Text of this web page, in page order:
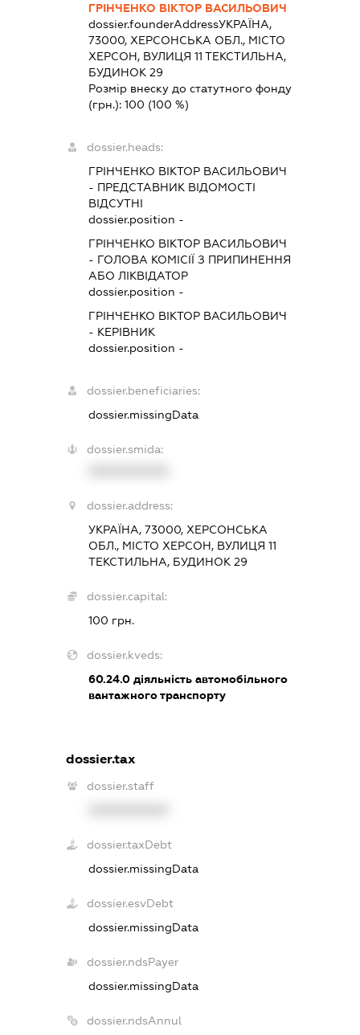
ГРІНЧЕНКО ВІКТОР ВАСИЛЬОВИЧ
dossier.founderAddressУКРАЇНА,
73000, ХЕРСОНСЬКА ОБЛ., МІСТО
ХЕРСОН, ВУЛИЦЯ 11 ТЕКСТИЛЬНА,
БУДИНОК 29
Розмір внеску до статутного фонду
(грн.): 100 (100 %)
dossier.heads:
ГРІНЧЕНКО ВІКТОР ВАСИЛЬОВИЧ
- ПРЕДСТАВНИК ВІДОМОСТІ
ВІДСУТНІ
dossier.position -
ГРІНЧЕНКО ВІКТОР ВАСИЛЬОВИЧ
- ГОЛОВА КОМІСІЇ З ПРИПИНЕННЯ
АБО ЛІКВІДАТОР
dossier.position -
ГРІНЧЕНКО ВІКТОР ВАСИЛЬОВИЧ
- КЕРІВНИК
dossier.position -
dossier.beneficiaries:
dossier.missingData
dossier.smida:
dossier.address:
УКРАЇНА, 73000, ХЕРСОНСЬКА
ОБЛ., МІСТО ХЕРСОН, ВУЛИЦЯ 11
ТЕКСТИЛЬНА, БУДИНОК 29
dossier.capital:
100 грн.
dossier.kveds:
60.24.0діяльність автомобільного
вантажного транспорту
dossier.tax
dossier.staff
dossier.taxDebt
dossier.missingData
dossier.esvDebt
dossier.missingData
dossier.ndsPayer
dossier.missingData
dossier.ndsAnnul